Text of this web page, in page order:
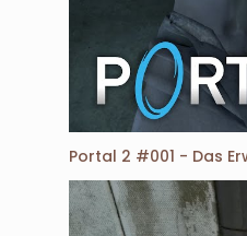
Portal 2 #001 - Das